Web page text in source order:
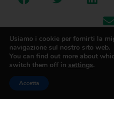
PRECEDENTE
Usiamo i cookie per fornirti la
navigazione sul nostro sito web.
You can find out more about
switch them off in settings.
Accetta